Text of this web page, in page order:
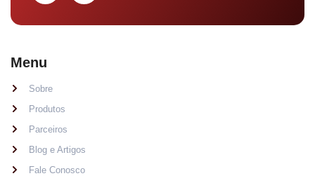
Menu
Sobre
Produtos
Parceiros
Blog e Artigos
Fale Conosco